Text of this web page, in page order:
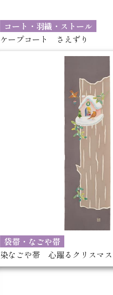
コート・羽織・ストール
ケープコート さえずり
袋帯・なごや帯
染なごや帯 心躍るクリスマス